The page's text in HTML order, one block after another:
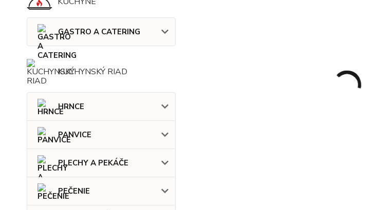
GASTRO A CATERING
KUCHYNSKÝ RIAD
HRNCE
PANVICE
PLECHY A PEKÁČE
PEČENIE